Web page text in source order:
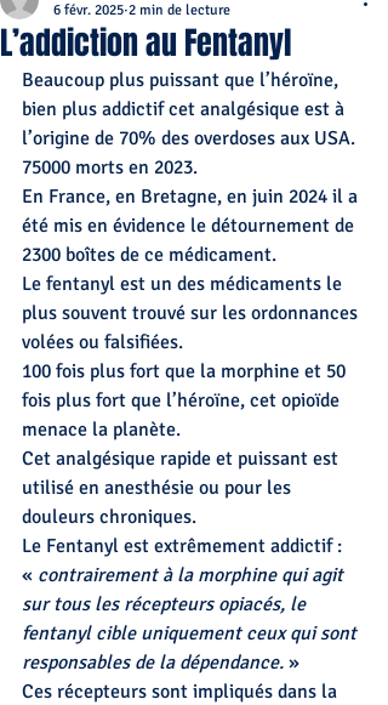
L’addiction au Fentanyl
6 févr. 2025 2 min de lecture
Beaucoup plus puissant que l’héroïne,
bien plus addictif cet analgésique est à
l’origine de 70% des overdoses aux USA.
75000 morts en 2023.
En France, en Bretagne, en juin 2024 il a
été mis en évidence le détournement de
2300 boîtes de ce médicament.
Le fentanyl est un des médicaments le
plus souvent trouvé sur les ordonnances
volées ou falsifiées.
100 fois plus fort que la morphine et 50
fois plus fort que l’héroïne, cet opioïde
menace la planète.
Cet analgésique rapide et puissant est
utilisé en anesthésie ou pour les
douleurs chroniques.
Le Fentanyl est extrêmement addictif :
« contrairement à la morphine qui agit
sur tous les récepteurs opiacés, le
fentanyl cible uniquement ceux qui sont
responsables de la dépendance. »
Ces récepteurs sont impliqués dans la